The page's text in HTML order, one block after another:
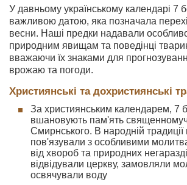
У давньому українському календарі 7
важливою датою, яка позначала
весни. Наші предки надавали
природним явищам та поведінці
вважаючи їх знаками для
врожаю та погоди.
Християнські та дохристиянські
За християнським календарем, 7
вшановують пам'ять
Смирнського. В народній
пов'язували з особливими
від хвороб та природних
відвідували церкву, замовляли
освячували воду